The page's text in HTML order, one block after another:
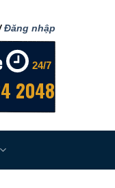
Đăng nhập
24/7
2048